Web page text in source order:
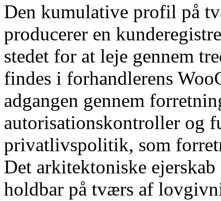
Den kumulative profil på
producerer en
stedet for at leje gennem
findes i forhandlerens
adgangen gennem
autorisationskontroller og
privatlivspolitik, som
Det arkitektoniske
holdbar på tværs af